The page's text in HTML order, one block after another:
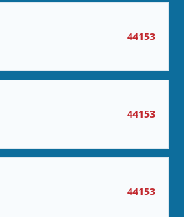
44153
44153
44153